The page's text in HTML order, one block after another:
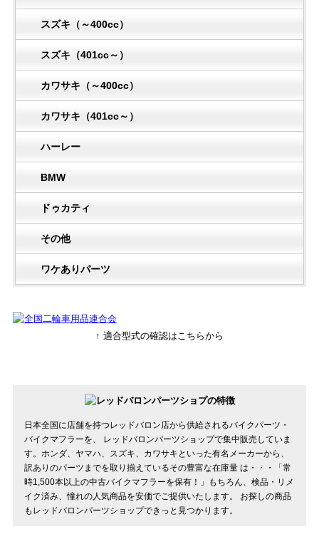
スズキ（～400cc）
スズキ（401cc～）
カワサキ（～400cc）
カワサキ（401cc～）
ハーレー
BMW
ドゥカティ
その他
ワケありパーツ
↑ 適合型式の確認はこちらから
日本全国に店舗を持つレッドバロン店から供給されるバイクパーツ・
バイクマフラーを、 レッドバロンパーツショップで集中販売していま
す。ホンダ、ヤマハ、スズキ、カワサキといった有名メーカーから、
訳ありのパーツまでを取り揃えているその豊富な在庫量 は・・・「常
時1,500本以上の中古バイクマフラーを保有！」もちろん、検品・リメ
イク済み、憧れの人気商品を安価でご提供いたします。 お探しの商品
もレッドバロンパーツショップできっと見つかります。